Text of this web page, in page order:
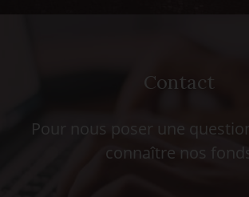
Contact
Pour nous poser une
connaître nos